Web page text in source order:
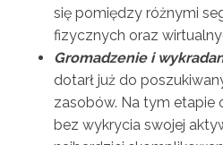
się pomiędzy różnymi
fizycznych oraz
Gromadzenie i
dotarł już do
zasobów. Na tym etapie
bez wykrycia swojej